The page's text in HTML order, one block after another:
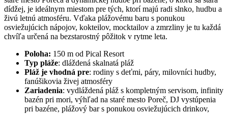
dídžej, je ideálnym miestom pre tých, ktorí majú radi slnko, hudbu a
živú letnú atmosféru. Vďaka plážovému baru s ponukou
osviežujúcich nápojov, kokteilov, mocktailov a zmrzliny je tu každá
chvíľa určená na bezstarostný pôžitok v rytme leta.
Poloha: 150 m od Pical Resort
Typ pláže: dláždená skalnatá pláž
Pláž je vhodná pre: rodiny s deťmi, páry, milovníci hudby,
fanúšikovia živej atmosféry
Zariadenia: vydláždená pláž s kompletným servisom, infinity
bazén pri mori, výhľad na staré mesto Poreč, DJ vystúpenia
pri bazéne, plážový bar s ponukou osviežujúcich drinkov,